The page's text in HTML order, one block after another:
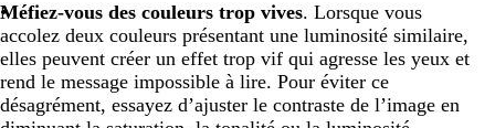
Méfiez-vous des couleurs trop vives. Lorsque vous
accolez deux couleurs présentant une luminosité similaire,
elles peuvent créer un effet trop vif qui agresse les yeux et
rend le message impossible à lire. Pour éviter ce
désagrément, essayez d’ajuster le contraste de l’image en